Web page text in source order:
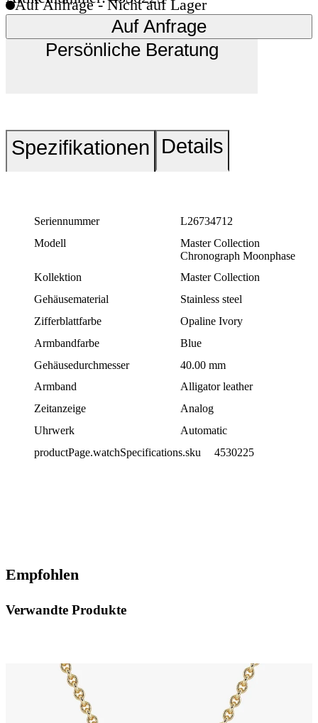
Auf Anfrage - Nicht auf Lager
Auf Anfrage
Persönliche Beratung
Spezifikationen Details
Seriennummer
L26734712
Modell
Master Collection
Chronograph Moonphase
Kollektion
Master Collection
Gehäusematerial
Stainless steel
Zifferblattfarbe
Opaline Ivory
Armbandfarbe
Blue
Gehäusedurchmesser
40.00 mm
Armband
Alligator leather
Zeitanzeige
Analog
Uhrwerk
Automatic
productPage.watchSpecifications.sku
4530225
Empfohlen
Verwandte Produkte